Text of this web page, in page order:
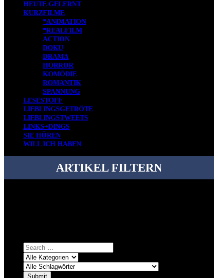
HEUTE GELERNT
KURZFILME
*ANIMATION
*REALFILM
ACTION
DOKU
DRAMA
HORROR
KOMÖDIE
ROMANTIK
SPANNUNG
LESESTOFF
LIEBLINGSGETRÖTE
LIEBLINGSTWEETS
LINKS+DINGS
SIE HÖREN
WILL ICH HABEN
ARTIKEL FILTERN